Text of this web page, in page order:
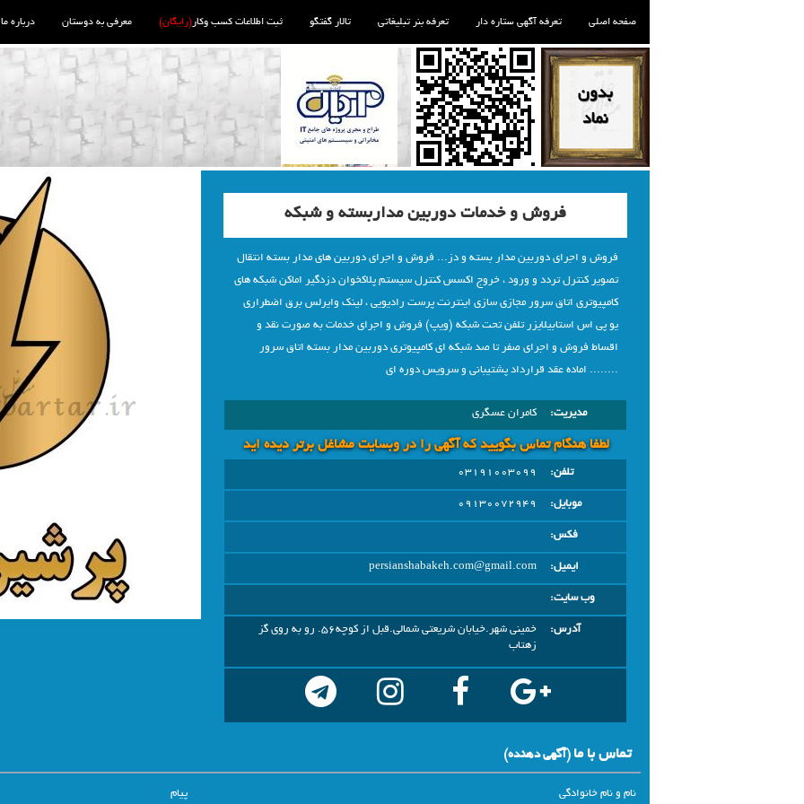
صفحه اصلی تعرفه آگهی ستاره دار تعرفه بنر تبلیغاتی تالار گفتگو ثبت اطلاعات کسب وکار(رایگان) معرفی به دوستان درباره ما
فروش و خدمات دوربین مداربسته و شبکه
فروش و اجرای دوربین مدار بسته و دز... فروش و اجرای دوربین های مدار بسته انتقال
تصویر کنترل تردد و ورود ، خروج اکسس کنترل سیستم پلاکخوان دزدگیر اماکن شبکه های
کامپیوتری اتاق سرور مجازی سازی اینترنت پرست رادیویی ، لینک وایرلس برق اضطراری
یو پی اس استابیلایزر تلفن تحت شبکه (ویپ) فروش و اجرای خدمات به صورت نقد و
اقساط فروش و اجرای صفر تا صد شبکه ای کامپیوتری دوربین مدار بسته اتاق سرور
........ اماده عقد قرارداد پشتیبانی و سرویس دوره ای
مدیریت: کامران عسگری
لطفا هنگام تماس بگویید که آگهی را در وبسايت مشاغل برتر دیده اید
تلفن:
03191003099
موبایل:
09130072949
فکس:
ایمیل:
persianshabakeh.com@gmail.com
وب سایت:
آدرس:
خمینی شهر.خیابان شریعتی شمالی.قبل از کوچه56. رو به روی گز
زهتاب
تماس با ما(آگهي دهنده)
نام و نام خانوادگی پیام